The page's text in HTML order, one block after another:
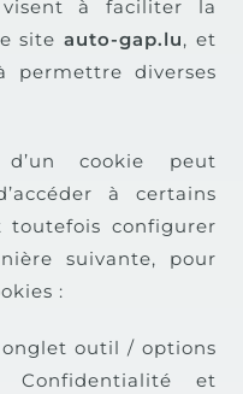
visent à faciliter la
site auto-gap.lu, et
permettre diverses
cookie peut
à certains
toutefois configurer
suivante, pour
:
outil / options
Confidentialité et